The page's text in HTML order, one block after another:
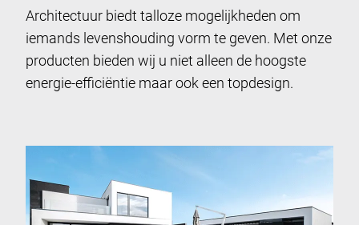
Architectuur biedt talloze mogelijkheden om
iemands levenshouding vorm te geven. Met onze
producten bieden wij u niet alleen de hoogste
energie-efficiëntie maar ook een topdesign.